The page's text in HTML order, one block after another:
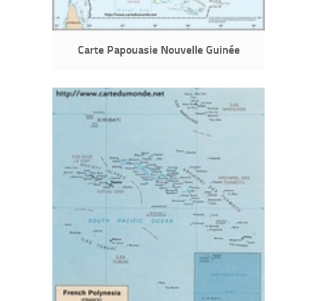
Carte Papouasie Nouvelle Guinée